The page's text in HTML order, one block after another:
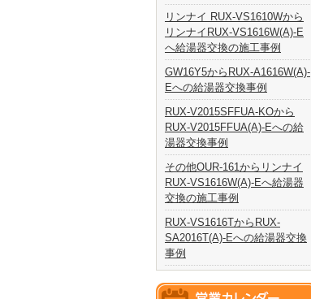
リンナイ RUX-VS1610Wから
リンナイRUX-VS1616W(A)-E
へ給湯器交換の施工事例
GW16Y5からRUX-A1616W(A)-
Eへの給湯器交換事例
RUX-V2015SFFUA-KOから
RUX-V2015FFUA(A)-Eへの給
湯器交換事例
その他OUR-161からリンナイ
RUX-VS1616W(A)-Eへ給湯器
交換の施工事例
RUX-VS1616TからRUX-
SA2016T(A)-Eへの給湯器交換
事例